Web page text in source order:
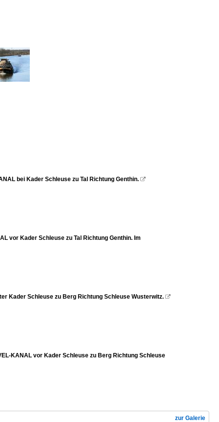
bei Kader Schleuse zu Tal Richtung Genthin. 
vor Kader Schleuse zu Tal Richtung Genthin. Im
Kader Schleuse zu Berg Richtung Schleuse Wusterwitz. 
KANAL vor Kader Schleuse zu Berg Richtung Schleuse
zur Galerie